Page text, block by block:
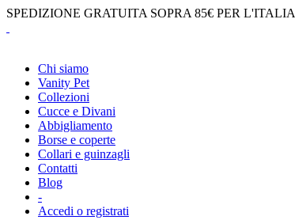
SPEDIZIONE GRATUITA SOPRA 85€ PER L'ITALIA
Chi siamo
Vanity Pet
Collezioni
Cucce e Divani
Abbigliamento
Borse e coperte
Collari e guinzagli
Contatti
Blog
-
Accedi o registrati